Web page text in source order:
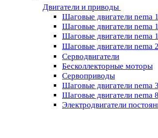
Двигатели и приводы
Шаговые двигатели nema
Шаговые двигатели nema
Шаговые двигатели nema
Шаговые двигатели nema
Cерводвигатели
Бесколлекторные моторы
Сервоприводы
Шаговые двигатели nema
Шаговые двигатели nema 8
Электродвигатели